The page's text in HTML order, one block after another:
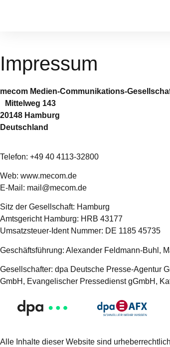
Impressum
mecom Medien-Communikations-
Mittelweg 143
20148 Hamburg
Deutschland
Telefon: +49 40 4113-32800
Web: www.mecom.de
E-Mail: mail@mecom.de
Sitz der Gesellschaft: Hamburg
Amtsgericht Hamburg: HRB 43177
Umsatzsteuer-Ident Nummer: DE 1185 45735
Geschäftsführung: Alexander Feldmann-Buhl,
Gesellschafter: dpa Deutsche Presse-Agentur
GmbH, Evangelischer Pressedienst gGmbH,
Alle Inhalte dieser Website sind